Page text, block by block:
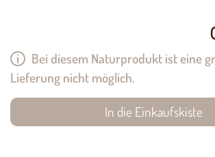
Bei diesem Naturprodukt ist eine
Lieferung nicht möglich.